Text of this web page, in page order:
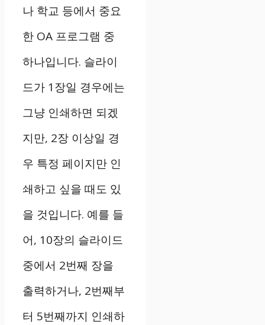
나 학교 등에서 중요
한 OA 프로그램 중
하나입니다. 슬라이
드가 1장일 경우에는
그냥 인쇄하면 되겠
지만, 2장 이상일 경
우 특정 페이지만 인
쇄하고 싶을 때도 있
을 것입니다. 예를 들
어, 10장의 슬라이드
중에서 2번째 장을
출력하거나, 2번째부
터 5번째까지 인쇄하